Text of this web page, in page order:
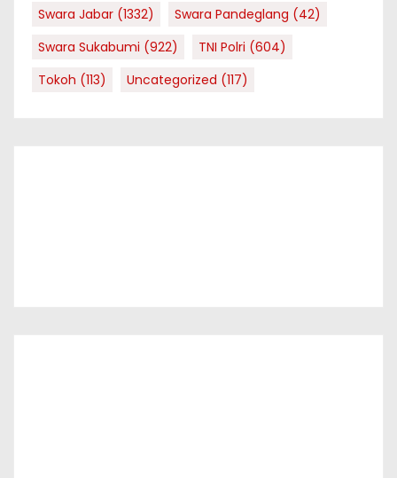
Swara Jabar (1332) Swara Pandeglang (42)
Swara Sukabumi (922) TNI Polri (604)
Tokoh (113) Uncategorized (117)